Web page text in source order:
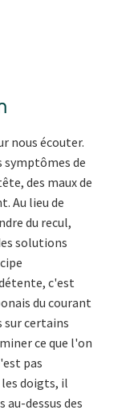
nous écouter.
symptômes de
des maux de
Au lieu de
du recul,
solutions
c'est
du courant
sur certains
ce que l'on
pas
les doigts, il
dessus des